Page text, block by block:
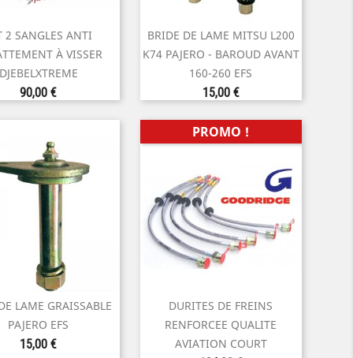
2 SANGLES ANTI
À VISSER
DJEBELXTREME
Prix
90,00 €
Aperçu rapide
BRIDE DE LAME MITSU L200
K74 PAJERO - BAROUD AVANT
160-260 EFS
Prix
15,00 €
Aperçu rapide
LAME GRAISSABLE
PAJERO EFS
Prix
15,00 €
Aperçu rapide
DURITES DE FREINS
RENFORCEE QUALITE
AVIATION COURT
PROMO !
Aperçu rapide